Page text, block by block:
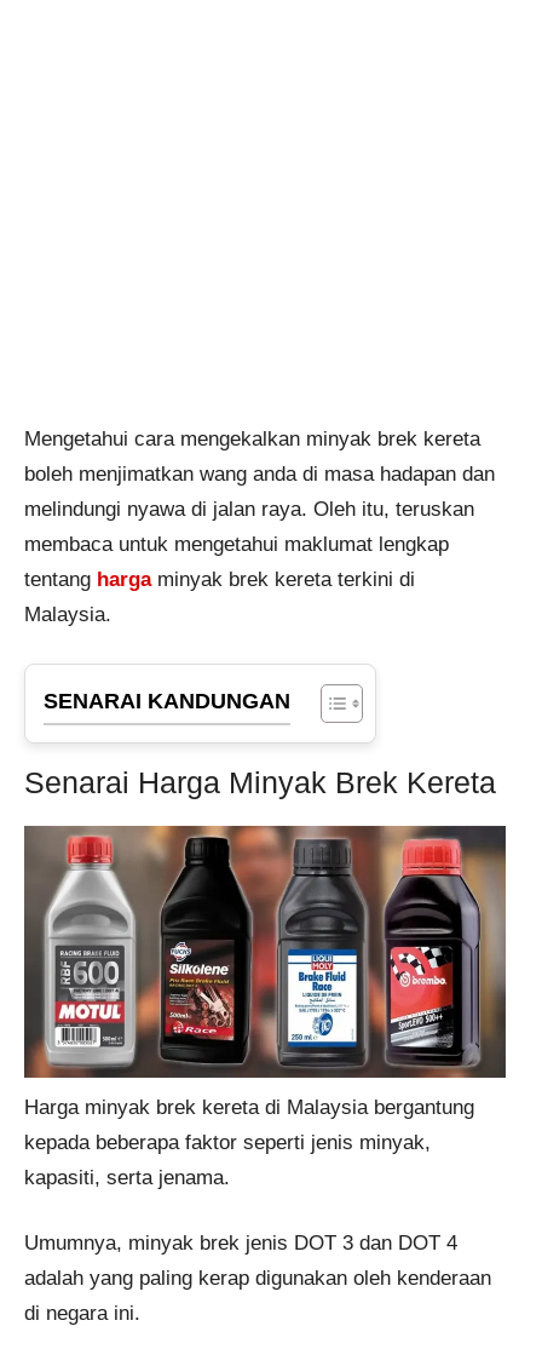
Mengetahui cara mengekalkan minyak brek kereta
boleh menjimatkan wang anda di masa hadapan dan
melindungi nyawa di jalan raya. Oleh itu, teruskan
membaca untuk mengetahui maklumat lengkap
tentang hargaminyak brek kereta terkini di
Malaysia.
SENARAI KANDUNGAN
Senarai Harga Minyak Brek Kereta
Harga minyak brek kereta di Malaysia bergantung
kepada beberapa faktor seperti jenis minyak,
kapasiti, serta jenama.
Umumnya, minyak brek jenis DOT 3 dan DOT 4
adalah yang paling kerap digunakan oleh kenderaan
di negara ini.